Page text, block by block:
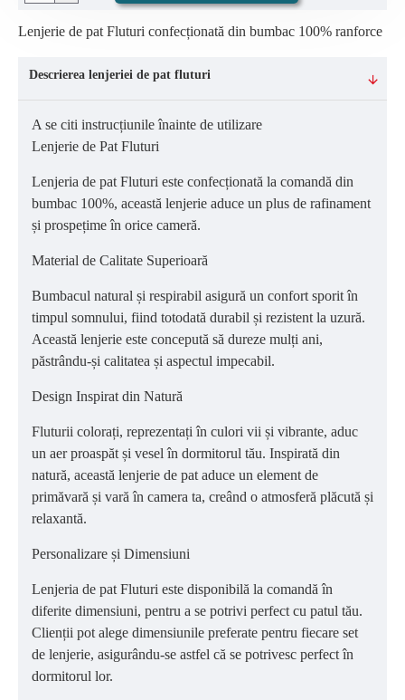
Lenjerie de pat Fluturi confecționată din bumbac 100% ranforce
Descrierea lenjeriei de pat fluturi
A se citi instrucțiunile înainte de utilizare
Lenjerie de Pat Fluturi
Lenjeria de pat Fluturi este confecționată la comandă din
bumbac 100%, această lenjerie aduce un plus de rafinament
și prospețime în orice cameră.
Material de Calitate Superioară
Bumbacul natural și respirabil asigură un confort sporit în
timpul somnului, fiind totodată durabil și rezistent la uzură.
Această lenjerie este concepută să dureze mulți ani,
păstrându-și calitatea și aspectul impecabil.
Design Inspirat din Natură
Fluturii colorați, reprezentați în culori vii și vibrante, aduc
un aer proaspăt și vesel în dormitorul tău. Inspirată din
natură, această lenjerie de pat aduce un element de
primăvară și vară în camera ta, creând o atmosferă plăcută și
relaxantă.
Personalizare și Dimensiuni
Lenjeria de pat Fluturi este disponibilă la comandă în
diferite dimensiuni, pentru a se potrivi perfect cu patul tău.
Clienții pot alege dimensiunile preferate pentru fiecare set
de lenjerie, asigurându-se astfel că se potrivesc perfect în
dormitorul lor.